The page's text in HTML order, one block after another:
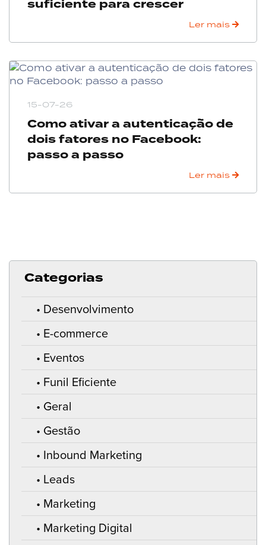
suficiente para crescer
Ler mais
15-07-26
Como ativar a autenticação de
dois fatores no Facebook:
passo a passo
Ler mais
Categorias
Desenvolvimento
E-commerce
Eventos
Funil Eficiente
Geral
Gestão
Inbound Marketing
Leads
Marketing
Marketing Digital